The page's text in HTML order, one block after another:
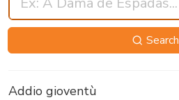
Search
Addio gioventù